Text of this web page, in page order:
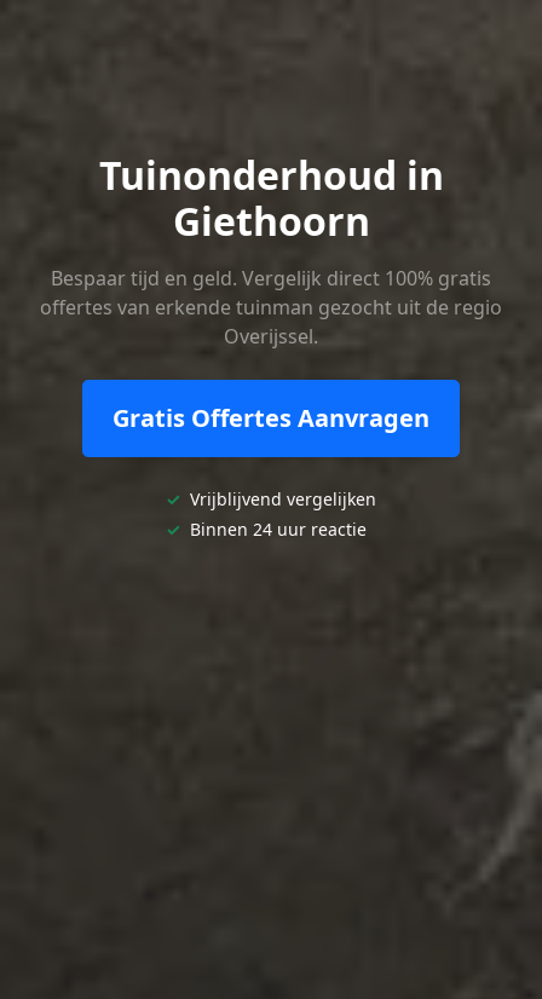
Tuinonderhoud in
Giethoorn
Bespaar tijd en geld. Vergelijk direct 100% gratis
offertes van erkende tuinman gezocht uit de regio
Overijssel.
Gratis Offertes Aanvragen
✓ Vrijblijvend vergelijken
✓ Binnen 24 uur reactie